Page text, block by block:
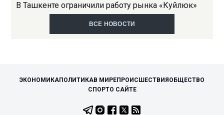
В Ташкенте ограничили работу рынка «Куйлюк»
ВСЕ НОВОСТИ
ЭКОНОМИКАПОЛИТИКАВ МИРЕПРОИСШЕСТВИЯ ОБЩЕСТВО
СПОРТО САЙТЕ